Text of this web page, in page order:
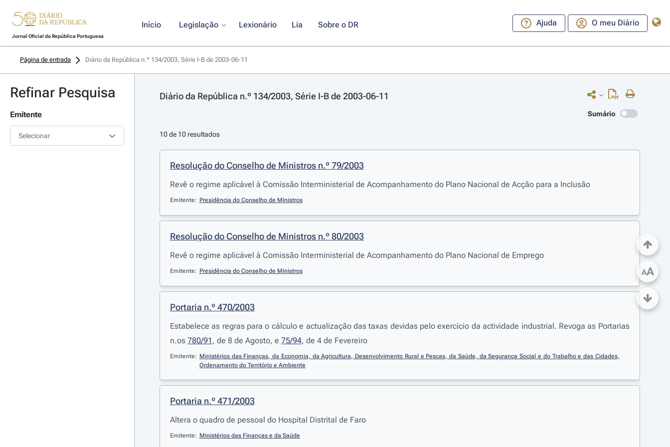
Jornal Oficial da República Portuguesa
Início Legislação Lexionário Lia Sobre o DR Ajuda O meu Diário
Página de entrada Diário da República n.º 134/2003, Série I-B de 2003-06-11
Refinar Pesquisa
Emitente
Selecionar
Diário da República n.º 134/2003, Série I-B de 2003-06-11
Sumário
10 de 10 resultados
Resolução do Conselho de Ministros n.º 79/2003
Revê o regime aplicável à Comissão Interministerial de Acompanhamento do Plano Nacional de Acção para a Inclusão
Emitente: Presidência do Conselho de Ministros
Resolução do Conselho de Ministros n.º 80/2003
Revê o regime aplicável à Comissão Interministerial de Acompanhamento do Plano Nacional de Emprego
Emitente: Presidência do Conselho de Ministros
Portaria n.º 470/2003
Estabelece as regras para o cálculo e actualização das taxas devidas pelo exercício da actividade industrial. Revoga as Portarias
n.os 780/91 , de 8 de Agosto, e 75/94, de 4 de Fevereiro
Emitente: Ministérios das Finanças, da Economia, da Agricultura, Desenvolvimento Rural e Pescas, da Saúde, da Segurança Social e do Trabalho e das Cidades,
Ordenamento do Território e Ambiente
Portaria n.º 471/2003
Altera o quadro de pessoal do Hospital Distrital de Faro
Emitente: Ministérios das Finanças e da Saúde
AA